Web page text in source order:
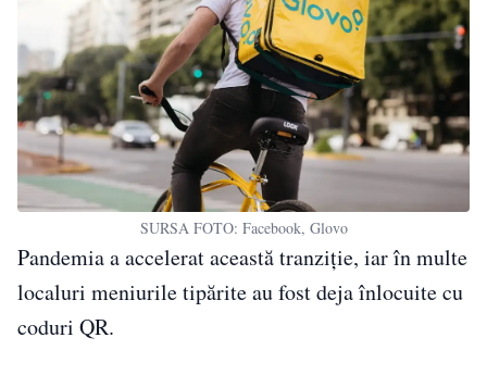
SURSA FOTO: Facebook, Glovo
Pandemia a accelerat această tranziție, iar în multe
localuri meniurile tipărite au fost deja înlocuite cu
coduri QR.